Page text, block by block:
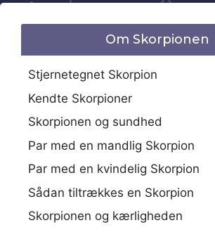
Om Skorpionen
Stjernetegnet Skorpion
Kendte Skorpioner
Skorpionen og sundhed
Par med en mandlig Skorpion
Par med en kvindelig Skorpion
Sådan tiltrækkes en Skorpion
Skorpionen og kærligheden